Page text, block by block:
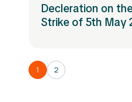
Decleration on
Strike of 5th May
1 2